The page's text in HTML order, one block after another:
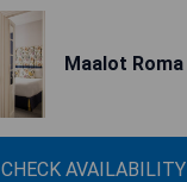
Maalot Roma
CHECK AVAILABILITY